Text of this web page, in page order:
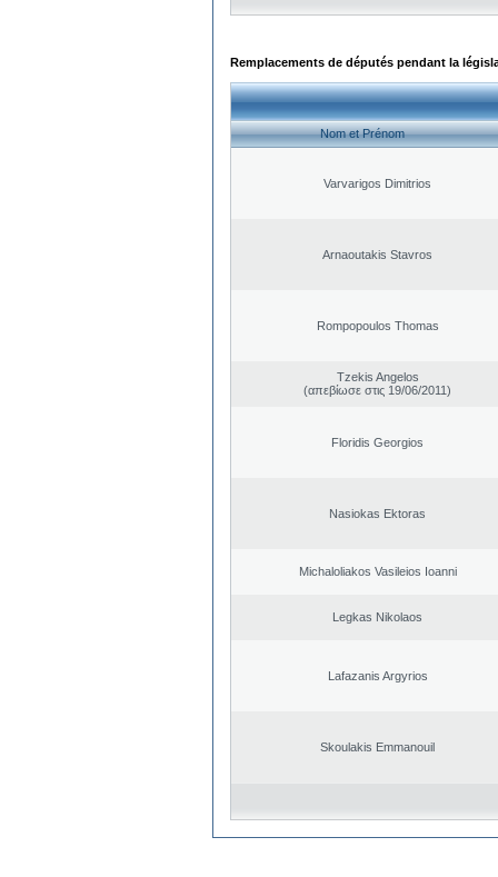
Remplacements de députés pendant la
Nom et Prénom
Varvarigos Dimitrios
Arnaoutakis Stavros
Rompopoulos Thomas
Tzekis Angelos
(απεβίωσε στις 19/06/2011)
Floridis Georgios
Nasiokas Ektoras
Michaloliakos Vasileios Ioanni
Legkas Nikolaos
Lafazanis Argyrios
Skoulakis Emmanouil